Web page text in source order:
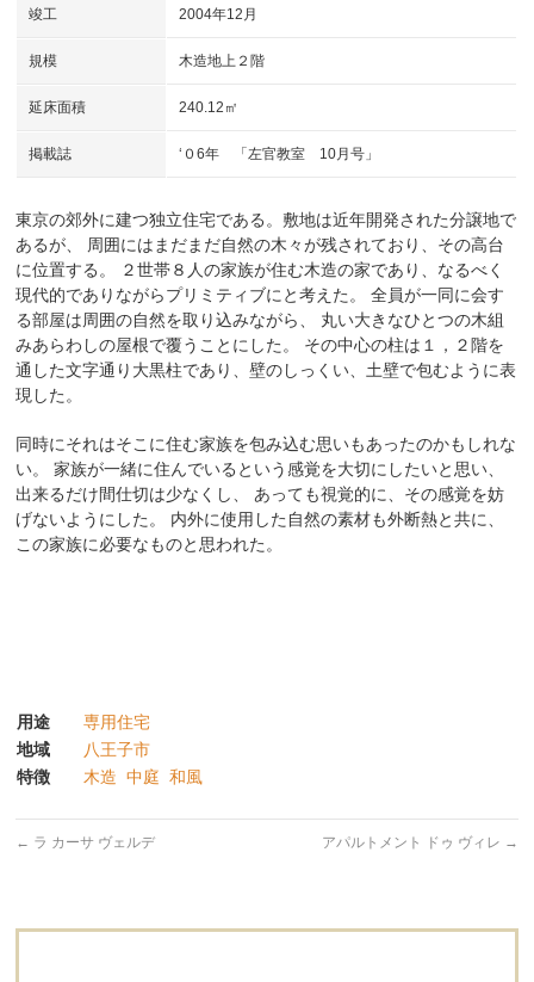
竣工 2004年12月
規模 木造地上２階
延床面積 240.12㎡
掲載誌 ‘０6年 「左官教室 10月号」
東京の郊外に建つ独立住宅である。敷地は近年開発された分譲地で
あるが、 周囲にはまだまだ自然の木々が残されており、その高台
に位置する。 ２世帯８人の家族が住む木造の家であり、なるべく
現代的でありながらプリミティブにと考えた。 全員が一同に会す
る部屋は周囲の自然を取り込みながら、 丸い大きなひとつの木組
みあらわしの屋根で覆うことにした。 その中心の柱は１，２階を
通した文字通り大黒柱であり、壁のしっくい、土壁で包むように表
現した。
同時にそれはそこに住む家族を包み込む思いもあったのかもしれな
い。 家族が一緒に住んでいるという感覚を大切にしたいと思い、
出来るだけ間仕切は少なくし、 あっても視覚的に、その感覚を妨
げないようにした。 内外に使用した自然の素材も外断熱と共に、
この家族に必要なものと思われた。
用途
専用住宅
地域
八王子市
特徴
木造 中庭 和風
← ラ カーサ ヴェルデ アパルトメント ドゥ ヴィレ →